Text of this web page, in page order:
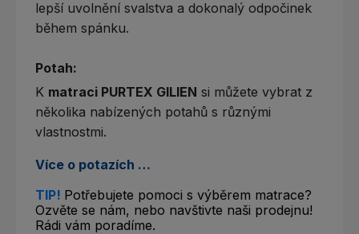
lepší uvolnění svalstva a dokonalý odpočinek
během spánku.
Potah:
K matraci PURTEX GILIEN si můžete vybrat z
několika nabízených potahů s různými
vlastnostmi.
Více o potazích …
TIP! Potřebujete pomoci s výběrem matrace?
Ozvěte se nám, nebo navštivte naši prodejnu!
Rádi vám poradíme.